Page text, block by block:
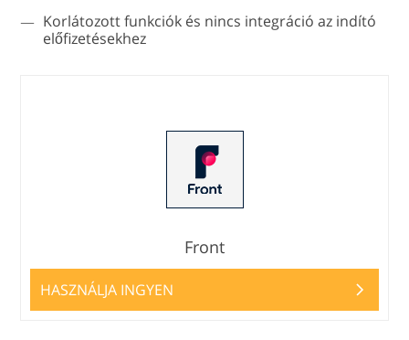
Korlátozott funkciók és nincs integráció az indító
előfizetésekhez
Front
HASZNÁLJA INGYEN